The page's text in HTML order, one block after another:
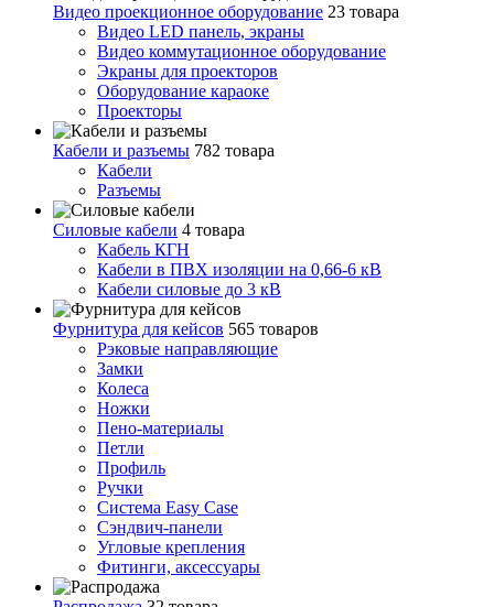
Видео проекционное оборудование 23 товара
Видео LED панель, экраны
Видео коммутационное оборудование
Экраны для проекторов
Оборудование караоке
Проекторы
Кабели и разъемы 782 товара
Кабели
Разъемы
Силовые кабели 4 товара
Кабель КГН
Кабели в ПВХ изоляции на 0,66-6 кВ
Кабели силовые до 3 кВ
Фурнитура для кейсов 565 товаров
Рэковые направляющие
Замки
Колеса
Ножки
Пено-материалы
Петли
Профиль
Ручки
Система Easy Case
Сэндвич-панели
Угловые крепления
Фитинги, аксессуары